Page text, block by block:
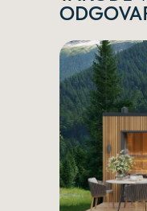
+381 69 100 50 48